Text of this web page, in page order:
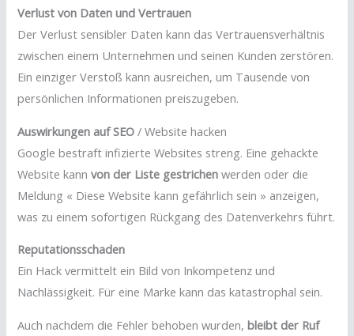
Verlust von Daten und Vertrauen
Der Verlust sensibler Daten kann das Vertrauensverhältnis
zwischen einem Unternehmen und seinen Kunden zerstören.
Ein einziger Verstoß kann ausreichen, um Tausende von
persönlichen Informationen preiszugeben.
Auswirkungen auf SEO / Website hacken
Google bestraft infizierte Websites streng. Eine gehackte
Website kannvon der Liste gestrichen werden oder die
Meldung « Diese Website kann gefährlich sein » anzeigen,
was zu einem sofortigen Rückgang des Datenverkehrs führt.
Reputationsschaden
Ein Hack vermittelt ein Bild von Inkompetenz und
Nachlässigkeit. Für eine Marke kann das katastrophal sein.
Auch nachdem die Fehler behoben wurden,bleibt der Ruf